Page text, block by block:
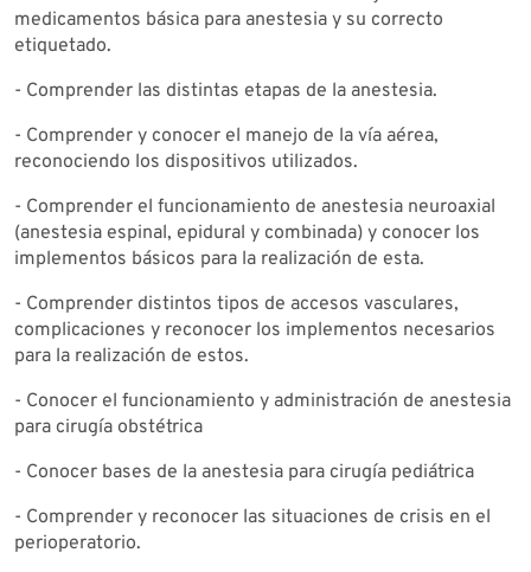
medicamentos básica para anestesia y su correcto
etiquetado.
- Comprender las distintas etapas de la anestesia.
- Comprender y conocer el manejo de la vía aérea,
reconociendo los dispositivos utilizados.
- Comprender el funcionamiento de anestesia neuroaxial
(anestesia espinal, epidural y combinada) y conocer los
implementos básicos para la realización de esta.
- Comprender distintos tipos de accesos vasculares,
complicaciones y reconocer los implementos necesarios
para la realización de estos.
- Conocer el funcionamiento y administración de anestesia
para cirugía obstétrica
- Conocer bases de la anestesia para cirugía pediátrica
- Comprender y reconocer las situaciones de crisis en el
perioperatorio.